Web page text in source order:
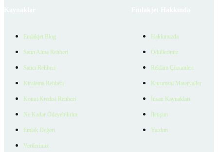
Emlakjet Blog
Satın Alma Rehberi
Satıcı Rehberi
Kiralama Rehberi
Konut Kredisi Rehberi
Ne Kadar Ödeyebilirim
Emlak Değeri
Verilerimiz
Hakkımızda
Ödüllerimiz
Reklam Çözümleri
Kurumsal Materyaller
İnsan Kaynakları
İletişim
Yardım